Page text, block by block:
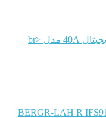
BERGR-LAH R